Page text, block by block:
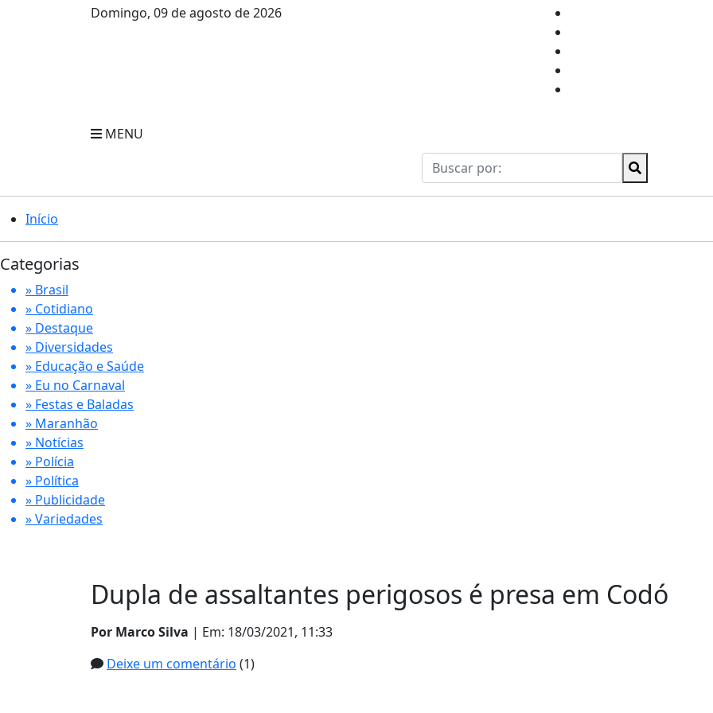
Domingo, 09 de agosto de 2026
MENU
Início
Categorias
» Brasil
» Cotidiano
» Destaque
» Diversidades
» Educação e Saúde
» Eu no Carnaval
» Festas e Baladas
» Maranhão
» Notícias
» Polícia
» Política
» Publicidade
» Variedades
Dupla de assaltantes perigosos é presa em Codó
Por Marco Silva | Em: 18/03/2021, 11:33
Deixe um comentário (1)